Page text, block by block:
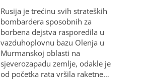
Rusija je trećinu svih strateških
bombardera sposobnih za
borbena dejstva rasporedila u
vazduhoplovnu bazu Olenja u
Murmanskoj oblasti na
sjeverozapadu zemlje, odakle je
od početka rata vršila raketne…